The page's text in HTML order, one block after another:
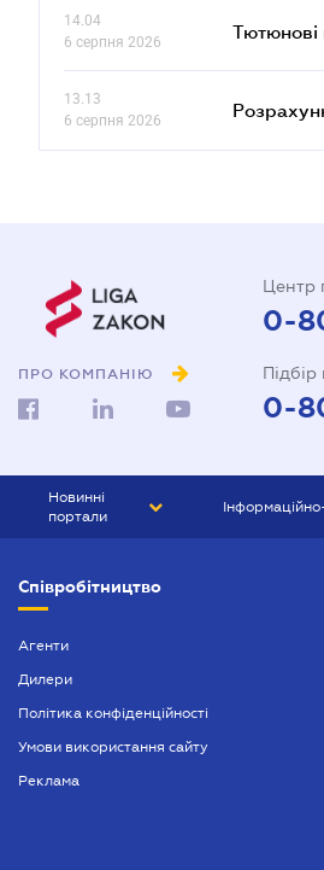
14.04
6 серпня 2026
Тютюнові
13.13
6 серпня 2026
ПРО КОМПАНІЮ
Центр
0-
Підбір
0-
Новинні
портали
БІЗНЕС
Співробітництво
Агенти
Дилери
Політика конфіденційності
Умови використання сайту
Реклама